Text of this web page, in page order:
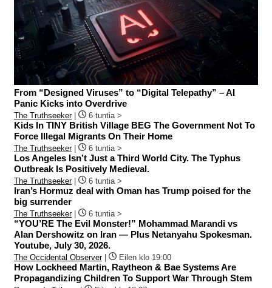
From “Designed Viruses” to “Digital Telepathy” – AI
Panic Kicks into Overdrive
The Truthseeker| 6 tuntia >
Kids In TINY British Village BEG The Government Not To
Force Illegal Migrants On Their Home
The Truthseeker| 6 tuntia >
Los Angeles Isn’t Just a Third World City. The Typhus
Outbreak Is Positively Medieval.
The Truthseeker| 6 tuntia >
Iran’s Hormuz deal with Oman has Trump poised for the
big surrender
The Truthseeker| 6 tuntia >
“YOU’RE The Evil Monster!” Mohammad Marandi vs
Alan Dershowitz on Iran — Plus Netanyahu Spokesman.
Youtube, July 30, 2026.
The Occidental Observer| Eilen klo 19:00
How Lockheed Martin, Raytheon & Bae Systems Are
Propagandizing Children To Support War Through Stem